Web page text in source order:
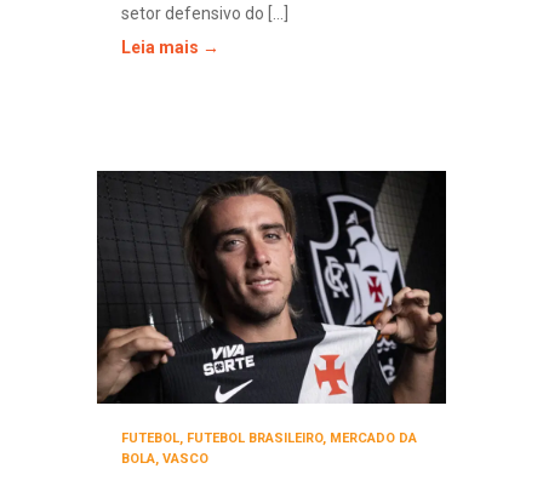
setor defensivo do [...]
Leia mais →
FUTEBOL, FUTEBOL BRASILEIRO, MERCADO DA
BOLA, VASCO